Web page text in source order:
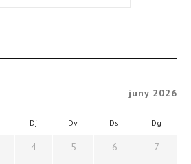
juny 2026
Dj Dv Ds Dg
4 5 6
7